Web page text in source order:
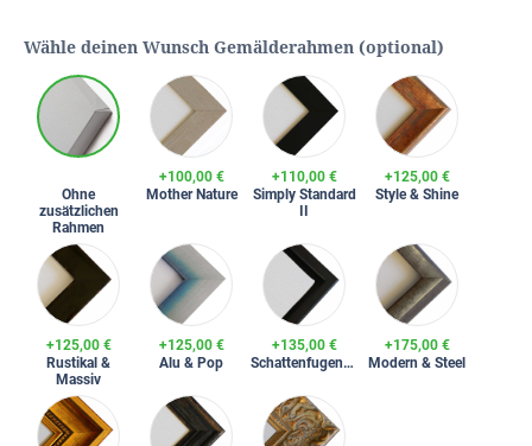
Wähle deinen Wunsch Gemälderahmen (optional)
Ohne
zusätzlichen
Rahmen
+100,00 €
Mother Nature
+110,00 €
Simply Standard
+125,00 €
Style & Shine
+125,00 €
Rustikal &
Massiv
+125,00 €
Alu & Pop
+135,00 €
Schattenfugenrahmen
+175,00 €
Modern & Steel